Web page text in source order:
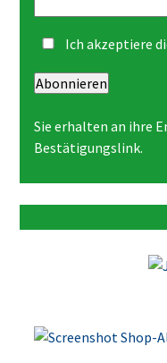
Ich akzeptiere
Abonnieren
Sie erhalten an ihre
Bestätigungslink.